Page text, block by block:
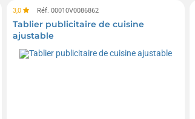
3,0 Réf. 00010V0086862
Tablier publicitaire de cuisine
ajustable